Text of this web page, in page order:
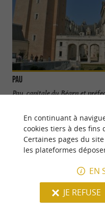
Pau
Pau, capitale du Béarn et
2,0 km - Pau
En continuant à
cookies tiers à des fins
Certaines pages du
les plateformes
EN
JE REFUSE